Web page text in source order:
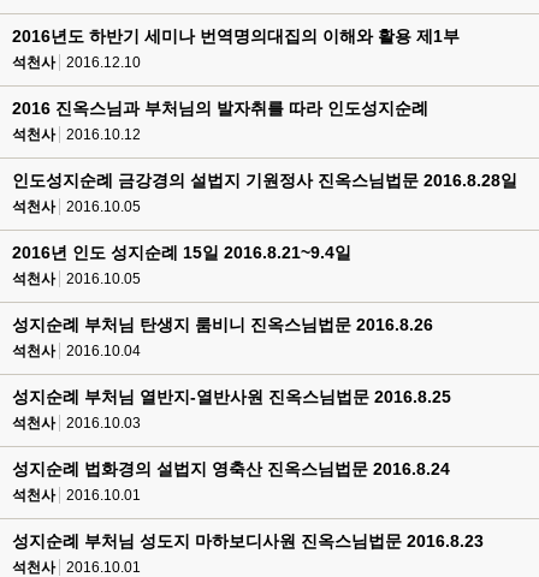
2016년도 하반기 세미나 번역명의대집의 이해와 활용 제1부
석천사 2016.12.10
2016 진옥스님과 부처님의 발자취를 따라 인도성지순례
석천사 2016.10.12
인도성지순례 금강경의 설법지 기원정사 진옥스님법문 2016.8.28일
석천사 2016.10.05
2016년 인도 성지순례 15일 2016.8.21~9.4일
석천사 2016.10.05
성지순례 부처님 탄생지 룸비니 진옥스님법문 2016.8.26
석천사 2016.10.04
성지순례 부처님 열반지-열반사원 진옥스님법문 2016.8.25
석천사 2016.10.03
성지순례 법화경의 설법지 영축산 진옥스님법문 2016.8.24
석천사 2016.10.01
성지순례 부처님 성도지 마하보디사원 진옥스님법문 2016.8.23
석천사 2016.10.01